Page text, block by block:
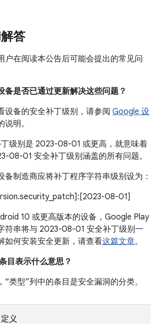
答
户在阅读本公告后可能会提出的常见问
备是否已通过更新解决这些问题？
设备的安全补丁级别，请参阅 Google 设
说明。
级别是 2023-08-01 或更高，就意味着
08-01 安全补丁级别涵盖的所有问题。
备制造商应将补丁程序字符串级别设为：
08-01]
10 或更高版本的设备，Google Play
符串将与 2023-08-01 安全补丁级别一
如何安装安全更新，请查看这篇文章。
目表示什么意思？
“类型”列中的条目是安全漏洞的分类。
定义